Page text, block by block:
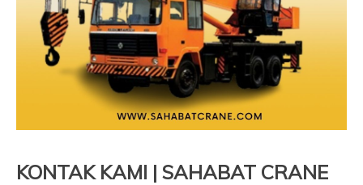
KONTAK KAMI | SAHABAT CRANE